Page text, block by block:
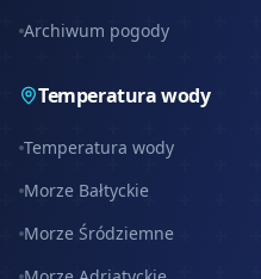
Archiwum pogody
Temperatura wody
Temperatura wody
Morze Bałtyckie
Morze Śródziemne